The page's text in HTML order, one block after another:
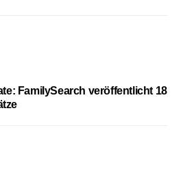
FamilySearch veröffentlicht 18